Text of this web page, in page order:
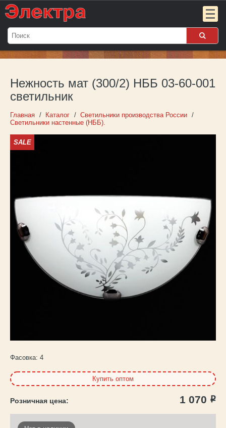
Мой
Пока
пуст
Войти
О компании
Контакты
Каталог
товаров
Нежность мат (300/2) НББ 03-60-001
светильник
Главная Каталог
Светильники производства России
Светильники настенные (НББ).
SALE
Фасовка: 4
Купить оптом
1 070 Р